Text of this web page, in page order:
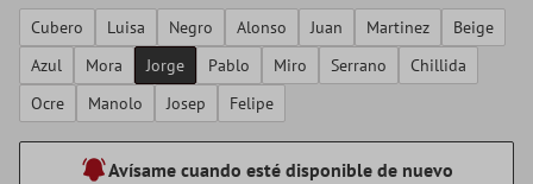
Cubero Luisa Negro Alonso Juan Martinez
Beige
Azul
Mora Jorge Pablo Miro Serrano
Chillida
Ocre
Manolo Josep Felipe
Avísame cuando esté disponible de nuevo